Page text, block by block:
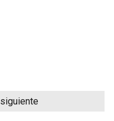
siguiente